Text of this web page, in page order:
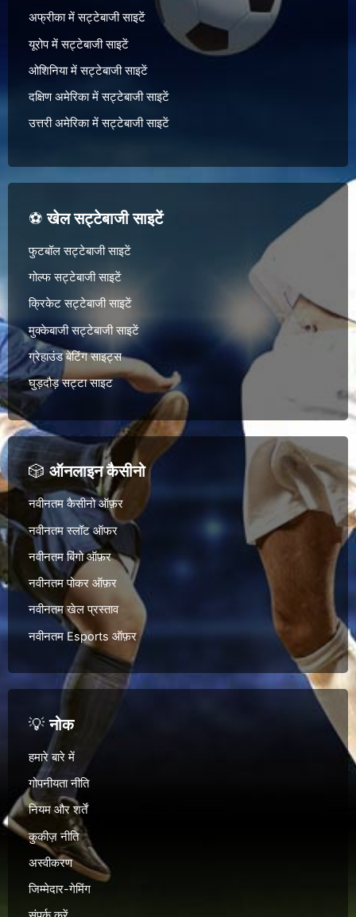
अफ्रीका में सट्टेबाजी साइटें
यूरोप में सट्टेबाजी साइटें
ओशिनिया में सट्टेबाजी साइटें
दक्षिण अमेरिका में सट्टेबाजी साइटें
उत्तरी अमेरिका में सट्टेबाजी साइटें
⚽खेल सट्टेबाजी साइटें
फुटबॉल सट्टेबाजी साइटें
गोल्फ सट्टेबाजी साइटें
क्रिकेट सट्टेबाजी साइटें
मुक्केबाजी सट्टेबाजी साइटें
ग्रेहाउंड बेटिंग साइट्स
घुड़दौड़ सट्टा साइट
🎲ऑनलाइन कैसीनो
नवीनतम कैसीनो ऑफ़र
नवीनतम स्लॉट ऑफर
नवीनतम बिंगो ऑफ़र
नवीनतम पोकर ऑफ़र
नवीनतम खेल प्रस्ताव
नवीनतम Esports ऑफ़र
💡नोक
हमारे बारे में
गोपनीयता नीति
नियम और शर्तें
कुकीज़ नीति
अस्वीकरण
जिम्मेदार-गेमिंग